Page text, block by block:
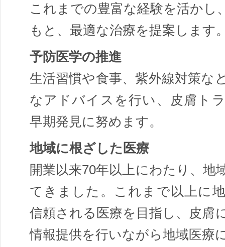
これまでの豊富な経験を活かし
もと、最適な治療を提案します
予防医学の推進
生活習慣や食事、紫外線対策な
なアドバイスを行い、皮膚ト
早期発見に努めます。
地域に根ざした医療
開業以来70年以上にわたり、地
てきました。これまで以上に
信頼される医療を目指し、皮膚
情報提供を行いながら地域医療